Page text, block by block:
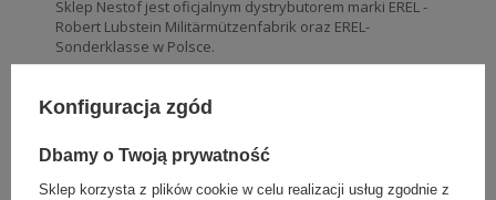
Sklep Nestof jest oficjalnym dystrybutorem marki EREL -
Robert Lubstein Militärmützenfabrik oraz EREL-
Sonderklasse w Polsce.
Tego typu czapki używane były przez oddziały
Konfiguracja zgód
Dbamy o Twoją prywatność
Sklep korzysta z plików cookie w celu realizacji usług zgodnie z